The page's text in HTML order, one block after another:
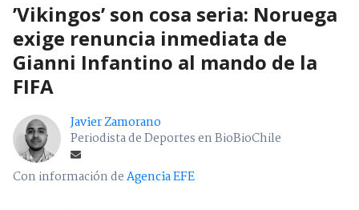
’Vikingos’ son cosa seria: Noruega
exige renuncia inmediata de
Gianni Infantino al mando de la
FIFA
Javier Zamorano
Periodista de Deportes en BioBioChile
Con información deAgencia EFE